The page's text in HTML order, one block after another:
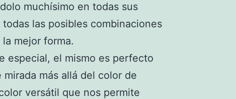
muchísimo en todas sus
las posibles combinaciones
mejor forma.
especial, el mismo es perfecto
más allá del color de
versátil que nos permite